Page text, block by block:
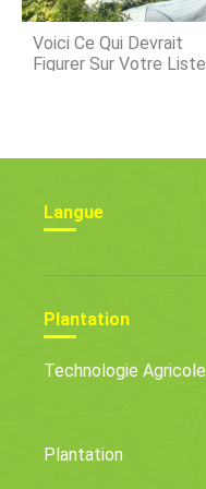
Voici Ce Qui Devrait
Figurer Sur Votre Liste
Langue
Plantation
Technologie Agricole
Plantation